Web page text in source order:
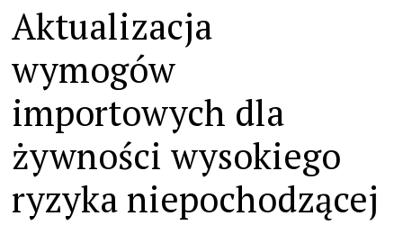
Aktualizacja
wymogów
importowych dla
żywności wysokiego
ryzyka niepochodzącej